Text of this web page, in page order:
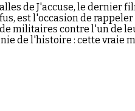
de J'accuse, le dernier
est l'occasion de
militaires contre l'un de
de l'histoire : cette vraie